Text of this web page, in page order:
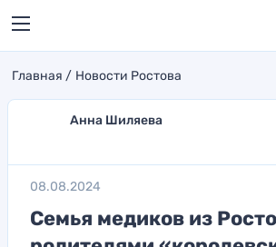
Главная Новости Ростова
Анна Шиляева
08.08.2024
Семья медиков из